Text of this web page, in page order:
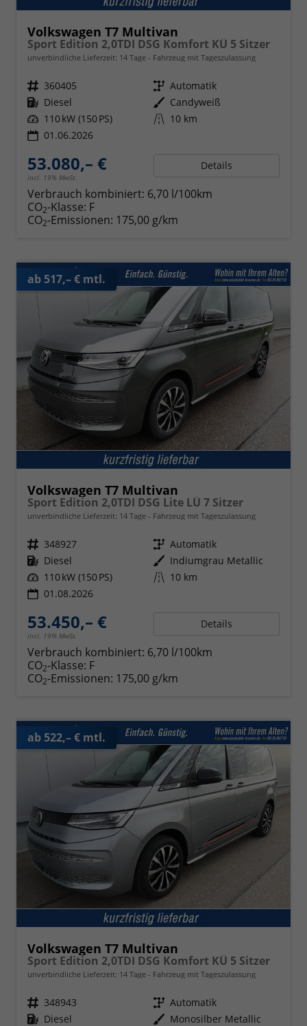
Volkswagen T7 Multivan
Sport Edition 2,0TDI DSG Komfort KÜ 5 Sitzer
unverbindliche Lieferzeit: 14 Tage Fahrzeug mit Tageszulassung
Fahrzeugnr. 360405 Getriebe Automatik
Kraftstoff Diesel Außenfarbe Candyweiß
Leistung 110 kW (150 PS) Kilometerstand 10 km
01.06.2026
53.080,– €
incl. 19% MwSt.
Details
Verbrauch kombiniert: 6,70 l/100km
CO2-Klasse: F
CO2-Emissionen: 175,00 g/km
ab 517,– € mtl.
Volkswagen T7 Multivan
Sport Edition 2,0TDI DSG Lite LÜ 7 Sitzer
unverbindliche Lieferzeit: 14 Tage Fahrzeug mit Tageszulassung
Fahrzeugnr. 348927 Getriebe Automatik
Kraftstoff Diesel Außenfarbe Indiumgrau Metallic
Leistung 110 kW (150 PS) Kilometerstand 10 km
01.08.2026
53.450,– €
incl. 19% MwSt.
Details
Verbrauch kombiniert: 6,70 l/100km
CO2-Klasse: F
CO2-Emissionen: 175,00 g/km
ab 522,– € mtl.
Volkswagen T7 Multivan
Sport Edition 2,0TDI DSG Komfort KÜ 5 Sitzer
unverbindliche Lieferzeit: 14 Tage Fahrzeug mit Tageszulassung
Fahrzeugnr. 348943 Getriebe Automatik
Kraftstoff Diesel Außenfarbe Monosilber Metallic